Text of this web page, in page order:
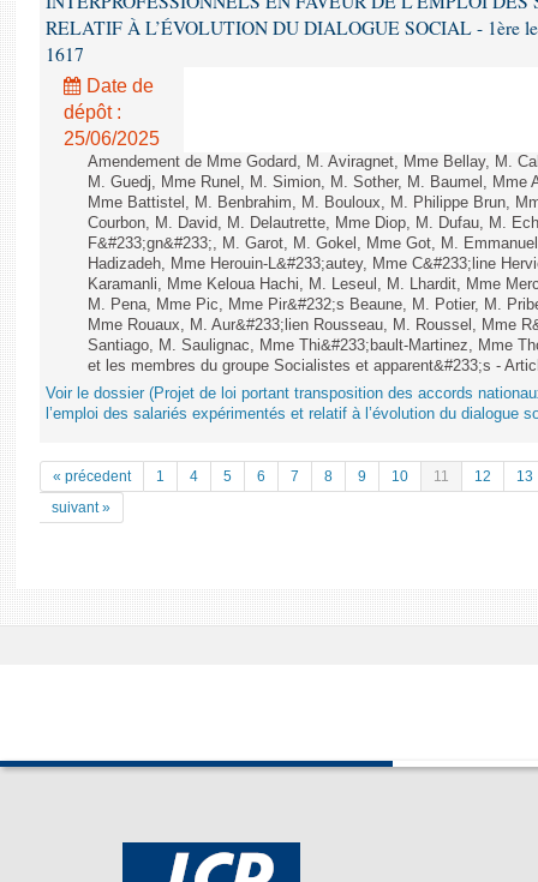
RELATIF À L’ÉVOLUTION DU DIALOGUE SOCIAL - 1ère
1617
Date de
dépôt :
25/06/2025
Amendement de Mme Godard, M. Aviragnet, Mme Bellay, M.
M. Guedj, Mme Runel, M. Simion, M. Sother, M. Baumel, Mme
Mme Battistel, M. Benbrahim, M. Bouloux, M. Philippe Brun,
Courbon, M. David, M. Delautrette, Mme Diop, M. Dufau, M.
F&#233;gn&#233;, M. Garot, M. Gokel, Mme Got, M.
Hadizadeh, Mme Herouin-L&#233;autey, Mme C&#233;line
Karamanli, Mme Keloua Hachi, M. Leseul, M. Lhardit, Mme
M. Pena, Mme Pic, Mme Pir&#232;s Beaune, M. Potier, M.
Mme Rouaux, M. Aur&#233;lien Rousseau, M. Roussel, Mme
Santiago, M. Saulignac, Mme Thi&#233;bault-Martinez, Mme
et les membres du groupe Socialistes et apparent&#233;s -
Voir le dossier (Projet de loi portant transposition des accords
l’emploi des salariés expérimentés et relatif à l’évolution du dialogue
« précedent 1 4 5 6 7 8 9 10 11 12
13
suivant »